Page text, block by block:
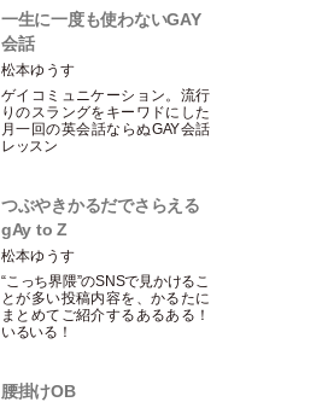
一生に一度も使わないGAY
会話
松本ゆうす
ゲイコミュニケーション。流行
りのスラングをキーワドにした
月一回の英会話ならぬGAY会話
レッスン
つぶやきかるだでさらえる
gAy to Z
松本ゆうす
“こっち界隈”のSNSで見かけるこ
とが多い投稿内容を、かるたに
まとめてご紹介するあるある！
いるいる！
腰掛けOB